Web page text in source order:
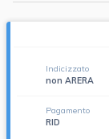
Indicizzato
non ARERA
Pagamento
RID